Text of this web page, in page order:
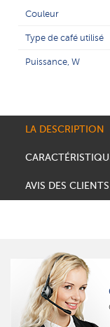
Couleur
Type de café utilisé
Puissance, W
LA DESCRIPTION
AVIS DES CLIENTS